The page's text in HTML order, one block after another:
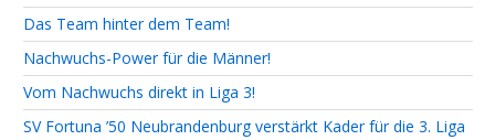
Das Team hinter dem Team!
Nachwuchs-Power für die Männer!
Vom Nachwuchs direkt in Liga 3!
SV Fortuna ’50 Neubrandenburg verstärkt Kader für die 3. Liga